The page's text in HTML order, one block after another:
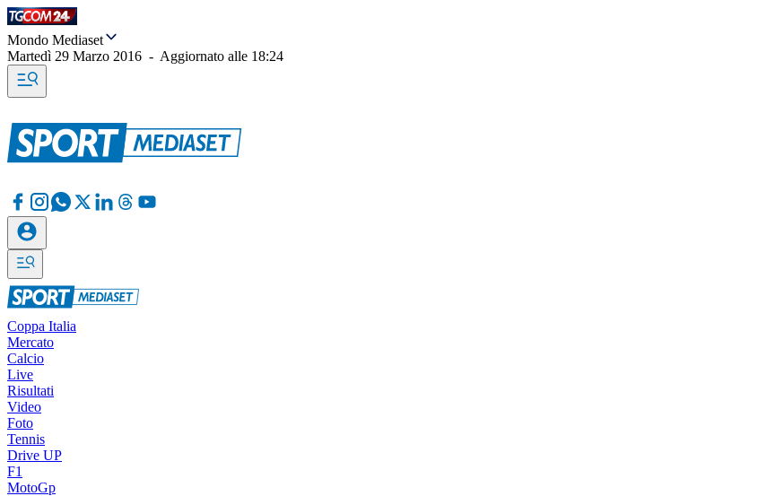
Mondo Mediaset
Martedì 29 Marzo 2016 - Aggiornato alle 18:24
Coppa Italia
Mercato
Calcio
Live
Risultati
Video
Foto
Tennis
Drive UP
F1
MotoGp